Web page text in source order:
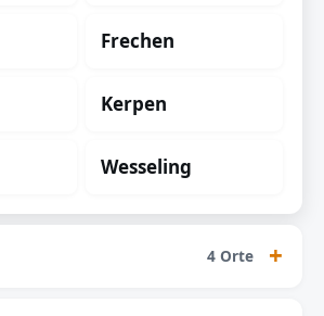
Frechen
Kerpen
Wesseling
4 Orte